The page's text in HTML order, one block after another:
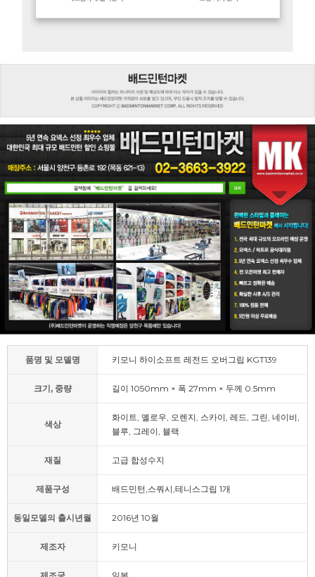
품명 및 모델명 키모니 하이소프트 레전드 오버그립 KGT139
크기, 중량 길이 1050mm × 폭 27mm × 두께 0.5mm
색상
화이트, 옐로우, 오렌지, 스카이, 레드, 그린, 네이비,
블루, 그레이, 블랙
재질 고급 합성수지
제품구성 배드민턴,스쿼시,테니스그립 1개
동일모델의 출시년월 2016년 10월
제조자 키모니